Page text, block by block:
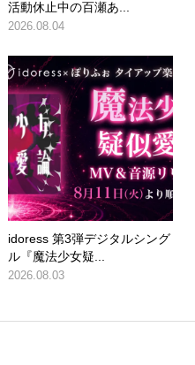
活動休止中の百瀬あ...
2026.08.04
idoress 第3弾デジタルシング
ル『魔法少女疑...
2026.08.03